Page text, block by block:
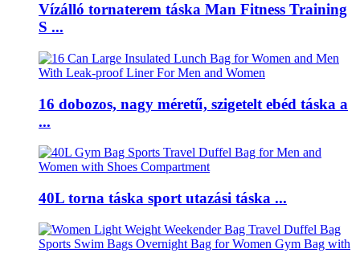
Vízálló tornaterem táska Man Fitness Training
S ...
16 dobozos, nagy méretű, szigetelt ebéd táska a
...
40L torna táska sport utazási táska ...